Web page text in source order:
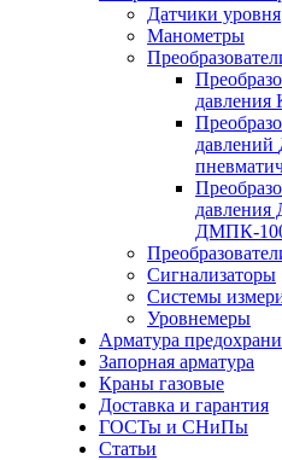
Датчики уровня
Манометры
давления
давлений
ДМПК-
Сигнализаторы
Системы
Уровнемеры
Арматура
Запорная арматура
Краны газовые
Доставка и гарантия
ГОСТы и СНиПы
Статьи